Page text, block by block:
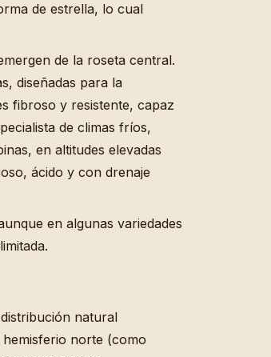
de estrella, lo cual
de la roseta central.
diseñadas para la
fibroso y resistente, capaz
de climas fríos,
en altitudes elevadas
ácido y con drenaje
en algunas variedades
natural
norte (como